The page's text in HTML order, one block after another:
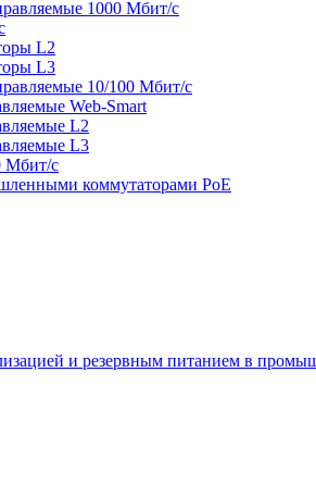
1000 Мбит/с
L2
L3
10/100 Мбит/с
Web-Smart
L2
L3
Мбит/с
коммутаторами PoE
и резервным питанием в